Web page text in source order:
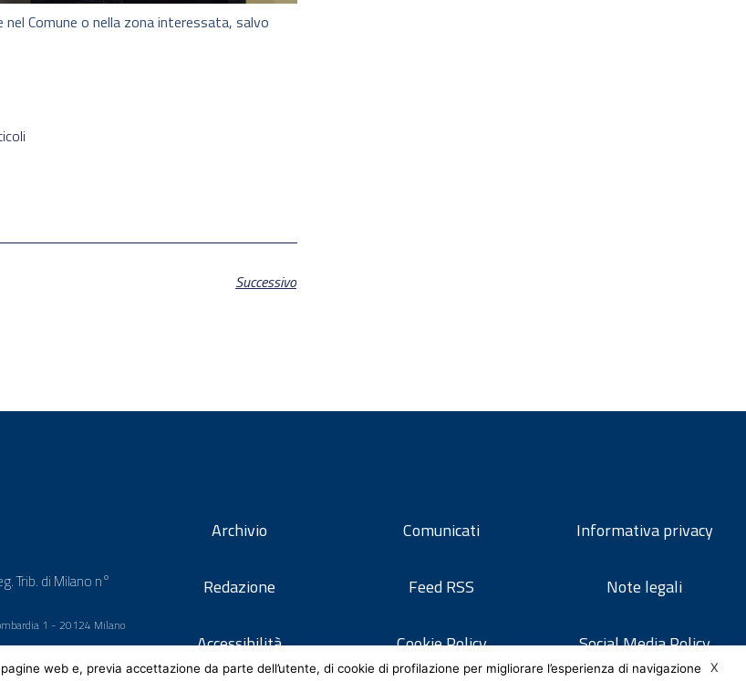
Comune o nella zona interessata, salvo
Successivo
Trib. di Milano n°
1 - 20124 Milano
Archivio
Redazione
Accessibilità
Comunicati
Feed RSS
Cookie Policy
Informativa privacy
Note legali
Social Media Policy
X
web e, previa accettazione da parte dell’utente, di cookie di profilazione per migliorare l’esperienza di navigazione